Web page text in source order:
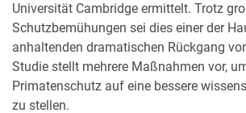
Universität Cambridge ermittelt. Trotz
Schutzbemühungen sei dies einer der
anhaltenden dramatischen Rückgang
Studie stellt mehrere Maßnahmen vor,
Primatenschutz auf eine bessere
zu stellen.